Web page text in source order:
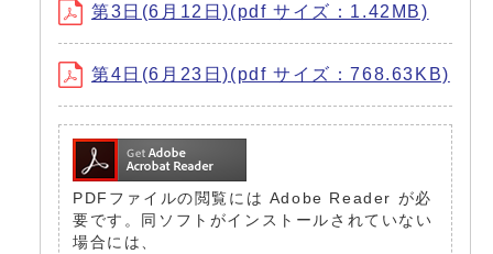
第3日(6月12日)(pdf サイズ：1.42MB)
第4日(6月23日)(pdf サイズ：768.63KB)
PDFファイルの閲覧には Adobe Reader が必
要です。同ソフトがインストールされていない
場合には、